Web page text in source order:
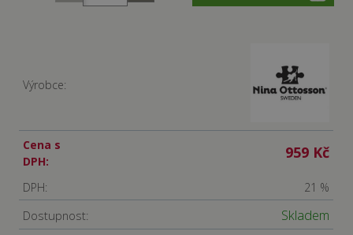
Výrobce:
Cena s
DPH:
959 Kč
DPH: 21 %
Dostupnost: Skladem